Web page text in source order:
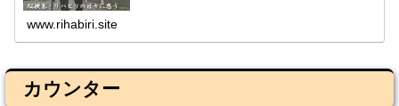
www.rihabiri.site
カウンター